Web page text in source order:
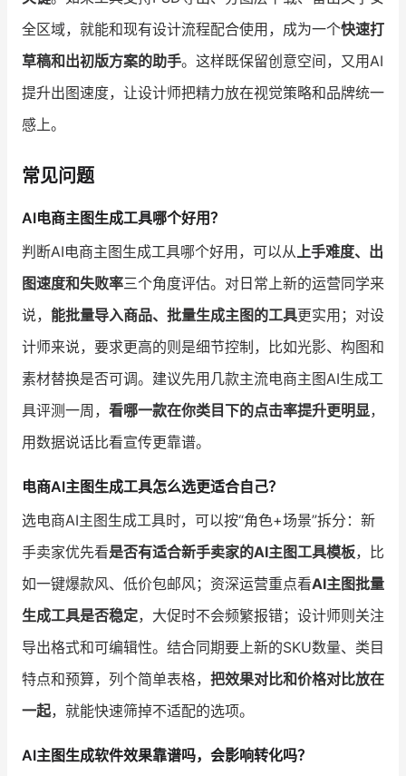
全区域，就能和现有设计流程配合使用，成为一个快速打
草稿和出初版方案的助手。这样既保留创意空间，又用AI
提升出图速度，让设计师把精力放在视觉策略和品牌统一
感上。
常见问题
AI电商主图生成工具哪个好用？
判断AI电商主图生成工具哪个好用，可以从 上手难度、出
图速度和失败率三个角度评估。对日常上新的运营同学来
说， 能批量导入商品、批量生成主图的工具更实用；对设
计师来说，要求更高的则是细节控制，比如光影、构图和
素材替换是否可调。建议先用几款主流电商主图AI生成工
具评测一周， 看哪一款在你类目下的点击率提升更明显，
用数据说话比看宣传更靠谱。
电商AI主图生成工具怎么选更适合自己？
选电商AI主图生成工具时，可以按“角色+场景”拆分：新
手卖家优先看是否有适合新手卖家的AI主图工具模板，比
如一键爆款风、低价包邮风；资深运营重点看AI主图批量
生成工具是否稳定，大促时不会频繁报错；设计师则关注
导出格式和可编辑性。结合同期要上新的SKU数量、类目
特点和预算，列个简单表格， 把效果对比和价格对比放在
一起，就能快速筛掉不适配的选项。
AI主图生成软件效果靠谱吗，会影响转化吗？